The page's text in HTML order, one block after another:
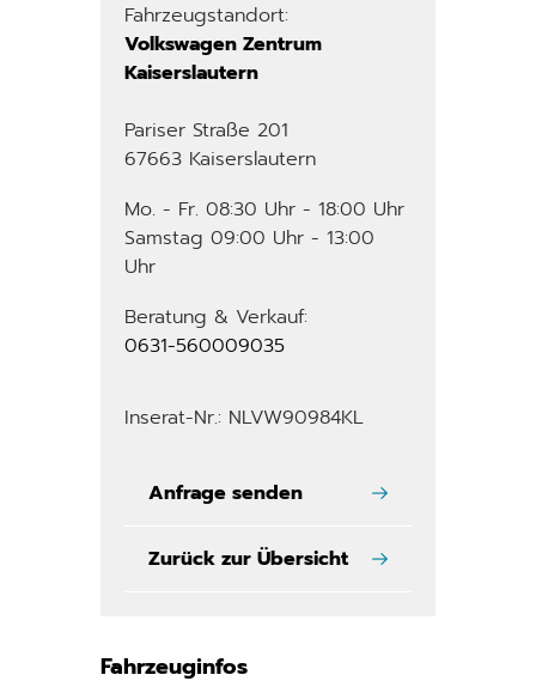
Fahrzeugstandort:
Volkswagen Zentrum
Kaiserslautern
Pariser Straße 201
67663 Kaiserslautern
Mo. - Fr. 08:30 Uhr - 18:00 Uhr
Samstag 09:00 Uhr - 13:00
Uhr
Beratung & Verkauf:
0631-560009035
Inserat-Nr.: NLVW90984KL
Anfrage senden
Zurück zur Übersicht
Fahrzeuginfos